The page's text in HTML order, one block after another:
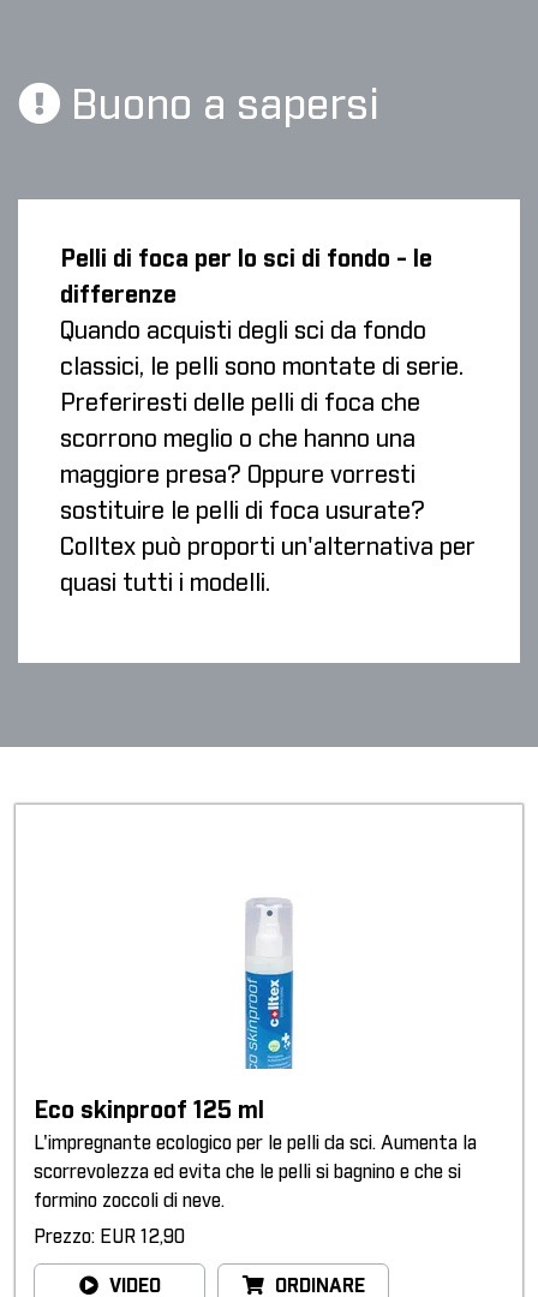
Buono a sapersi
Pelli di foca per lo sci di fondo - le
differenze
Quando acquisti degli sci da fondo
classici, le pelli sono montate di serie.
Preferiresti delle pelli di foca che
scorrono meglio o che hanno una
maggiore presa? Oppure vorresti
sostituire le pelli di foca usurate?
Colltex può proporti un'alternativa per
quasi tutti i modelli.
Eco skinproof 125 ml
L'impregnante ecologico per le pelli da sci. Aumenta la
scorrevolezza ed evita che le pelli si bagnino e che si
formino zoccoli di neve.
Prezzo: EUR 12,90
VIDEO ORDINARE